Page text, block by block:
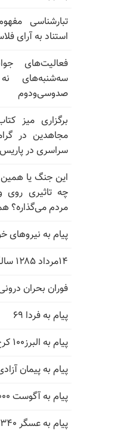
تبارشناسی
استناد به آرای
فعالیت‌های
سه‌شنبه‌های
صدوسی‌و‌دوم
برگزاری میز
مجاهدین در
سراسری در پاریس
این جنگ یا
چه تاثیری
مردم می‌گذاره؟
پیام به نیروهای خواهان
۱۴مرداد ۱۲۸۵ سالگرد انقلاب مشروطه
فوران بحران
پیام به فردا ۶۹
پیام به البرز۱۰۰ کرج
پیام به پیمان آزادی
پیام به آگوست ۲۰۰۰
پیام به عسگر ۱۳۴۰ مشهد